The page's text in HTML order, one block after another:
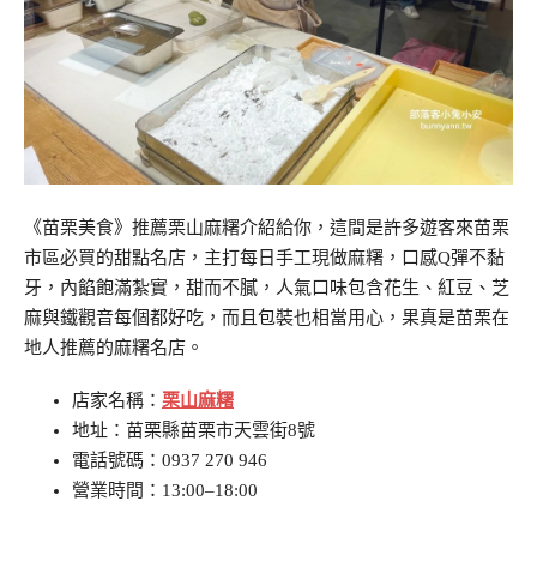
《苗栗美食》推薦栗山麻糬介紹給你，這間是許多遊客來苗栗
市區必買的甜點名店，主打每日手工現做麻糬，口感Q彈不黏
牙，內餡飽滿紮實，甜而不膩，人氣口味包含花生、紅豆、芝
麻與鐵觀音每個都好吃，而且包裝也相當用心，果真是苗栗在
地人推薦的麻糬名店。
店家名稱： 栗山麻糬
地址：苗栗縣苗栗市天雲街8號
電話號碼：0937 270 946
營業時間：13:00–18:00